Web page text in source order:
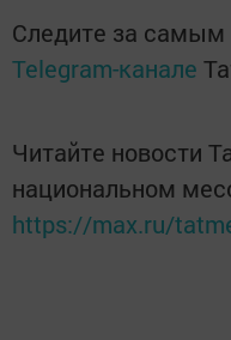
Следите за
Telegram-канале
Читайте новости
национальном
https://max.ru/